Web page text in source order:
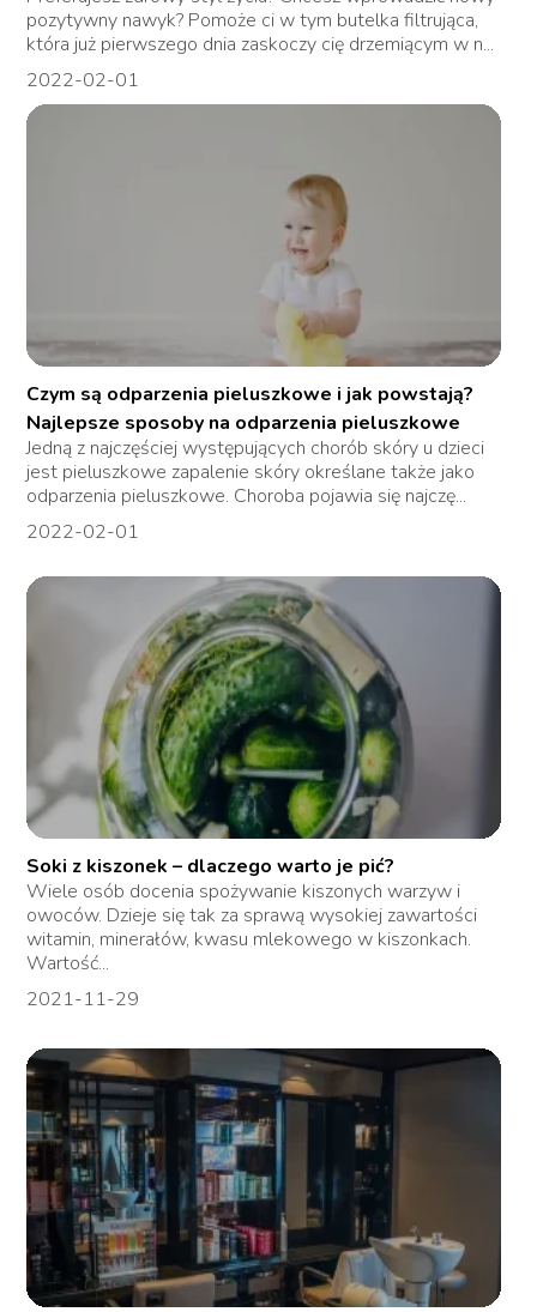
pozytywny nawyk? Pomoże ci w tym butelka filtrująca,
która już pierwszego dnia zaskoczy cię drzemiącym w n...
2022-02-01
Czym są odparzenia pieluszkowe i jak powstają?
Najlepsze sposoby na odparzenia pieluszkowe
Jedną z najczęściej występujących chorób skóry u dzieci
jest pieluszkowe zapalenie skóry określane także jako
odparzenia pieluszkowe. Choroba pojawia się najczę...
2022-02-01
Soki z kiszonek – dlaczego warto je pić?
Wiele osób docenia spożywanie kiszonych warzyw i
owoców. Dzieje się tak za sprawą wysokiej zawartości
witamin, minerałów, kwasu mlekowego w kiszonkach.
Wartość...
2021-11-29